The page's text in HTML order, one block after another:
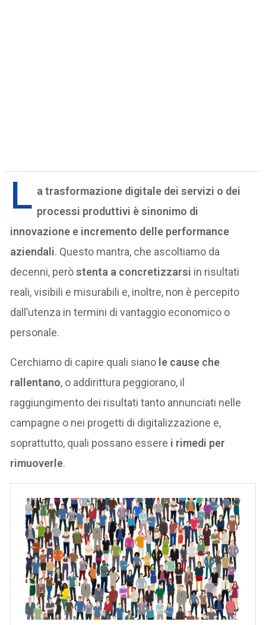
L a trasformazione digitale dei servizi o dei
processi produttivi è sinonimo di
innovazione e incremento delle performance
aziendali. Questo mantra, che ascoltiamo da
decenni, peròstenta a concretizzarsi in risultati
reali, visibili e misurabili e, inoltre, non è percepito
dall’utenza in termini di vantaggio economico o
personale.
Cerchiamo di capire quali siano le cause che
rallentano, o addirittura peggiorano, il
raggiungimento dei risultati tanto annunciati nelle
campagne o nei progetti di digitalizzazione e,
soprattutto, quali possano essere i rimedi per
rimuoverle.